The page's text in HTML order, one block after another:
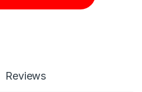
Reviews